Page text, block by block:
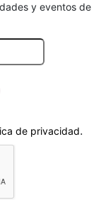
y eventos de
de privacidad.